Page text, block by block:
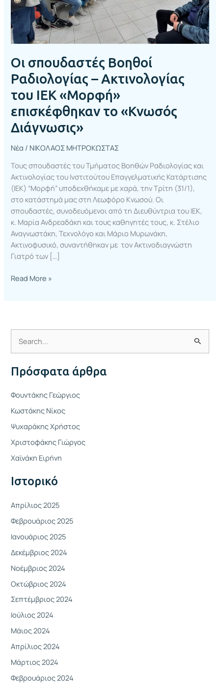
Οι σπουδαστές Βοηθοί
Ραδιολογίας – Ακτινολογίας
του ΙΕΚ «Μορφή»
επισκέφθηκαν το «Κνωσός
Διάγνωσις»
Νέα / ΝΙΚΟΛΑΟΣ ΜΗΤΡΟΚΩΣΤΑΣ
Τους σπουδαστές του Τμήματος Βοηθών Ραδιολογίας και
Ακτινολογίας του Ινστιτούτου Επαγγελματικής Κατάρτισης
(ΙΕΚ) “Μορφή” υποδεχθήκαμε με χαρά, την Τρίτη (31/1),
στο κατάστημά μας στη Λεωφόρο Κνωσού. Οι
σπουδαστές, συνοδευόμενοι από τη Διευθύντρια του ΙΕΚ,
κ. Μαρία Ανδρεαδάκη και τους καθηγητές τους, κ. Στέλιο
Αναγνωστάκη, Τεχνολόγο και Μάριο Μυρωνάκη,
Ακτινοφυσικό, συναντήθηκαν με τον Ακτινοδιαγνώστη
Γιατρό των […]
«Μορφή»
επισκέφθηκαν
το
«Κνωσός
Read More »
ν
α
ή
τ
η
σ
η
ι
Πρόσφατα άρθρα
Φουντάκης Γεώργιος
Κωστάκης Νίκος
Ψυχαράκης Χρήστος
Χριστοφάκης Γιώργος
Χαϊνάκη Ειρήνη
Ιστορικό
Απρίλιος 2025
Φεβρουάριος 2025
Ιανουάριος 2025
Δεκέμβριος 2024
Νοέμβριος 2024
Οκτώβριος 2024
Σεπτέμβριος 2024
Ιούλιος 2024
Μάιος 2024
Απρίλιος 2024
Μάρτιος 2024
Φεβρουάριος 2024